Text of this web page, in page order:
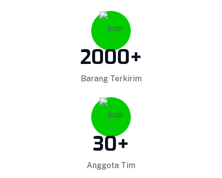
Podium Minimalis
Kotak Amal
2000+
Barang Terkirim
30+
Anggota Tim